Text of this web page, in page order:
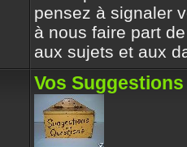
pensez à signaler
à nous faire part
aux sujets et aux
Vos Suggestions